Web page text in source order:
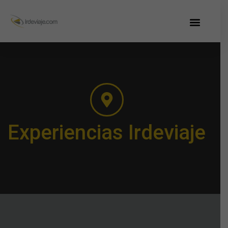
Experiencias Irdeviaje